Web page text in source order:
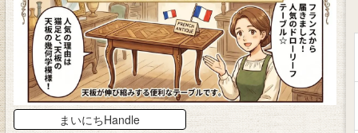
まいにちHandle